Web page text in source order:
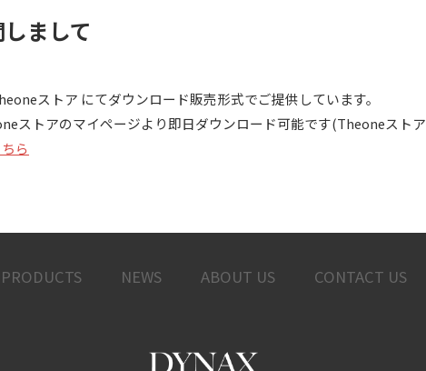
まして
ストア にてダウンロード販売形式でご提供しています。
ストアのマイページより即日ダウンロード可能です(Theoneスト
ら
PRODUCTS NEWS ABOUT US CONTACT US